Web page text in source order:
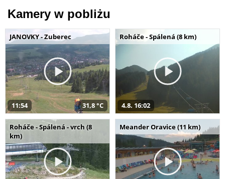
Kamery w pobliżu
JANOVKY - Zuberec
11:54 31,8 °C
Roháče - Spálená (8 km)
4.8. 16:02
Roháče - Spálená - vrch (8
km)
Meander Oravice (11 km)